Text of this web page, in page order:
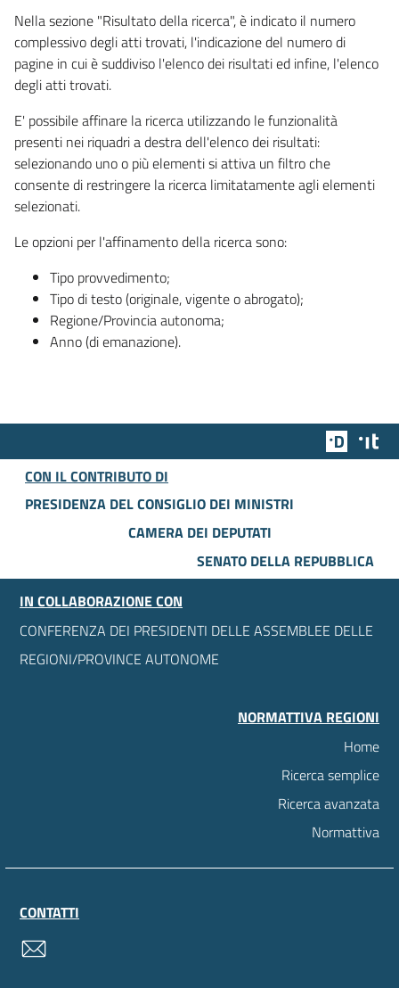
Nella sezione "Risultato della ricerca", è indicato il numero
complessivo degli atti trovati, l'indicazione del numero di
pagine in cui è suddiviso l'elenco dei risultati ed infine, l'elenco
degli atti trovati.
E' possibile affinare la ricerca utilizzando le funzionalità
presenti nei riquadri a destra dell'elenco dei risultati:
selezionando uno o più elementi si attiva un filtro che
consente di restringere la ricerca limitatamente agli elementi
selezionati.
Le opzioni per l'affinamento della ricerca sono:
Tipo provvedimento;
Tipo di testo (originale, vigente o abrogato);
Regione/Provincia autonoma;
Anno (di emanazione).
Team
CON IL CONTRIBUTO DI
PRESIDENZA DEL CONSIGLIO DEI MINISTRI
CAMERA DEI DEPUTATI
SENATO DELLA REPUBBLICA
IN COLLABORAZIONE CON
CONFERENZA DEI PRESIDENTI DELLE ASSEMBLEE DELLE
REGIONI/PROVINCE AUTONOME
NORMATTIVA REGIONI
Home
Ricerca semplice
Ricerca avanzata
Normattiva
CONTATTI